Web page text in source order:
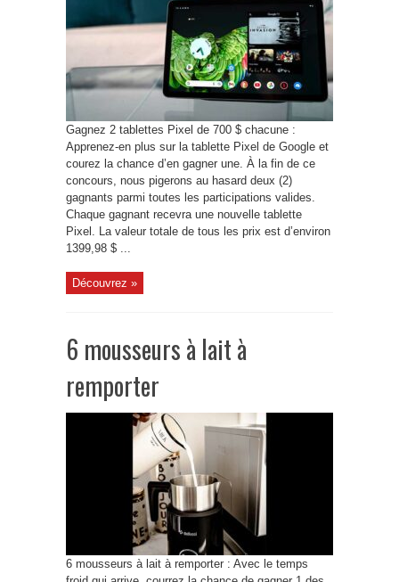
Gagnez 2 tablettes Pixel de 700 $ chacune :
Apprenez-en plus sur la tablette Pixel de Google et
courez la chance d’en gagner une. À la fin de ce
concours, nous pigerons au hasard deux (2)
gagnants parmi toutes les participations valides.
Chaque gagnant recevra une nouvelle tablette
Pixel. La valeur totale de tous les prix est d’environ
1399,98 $ ...
Découvrez »
6 mousseurs à lait à
remporter
6 mousseurs à lait à remporter : Avec le temps